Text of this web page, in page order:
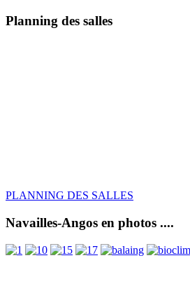
Planning des salles
PLANNING DES SALLES
Navailles-Angos en photos ....